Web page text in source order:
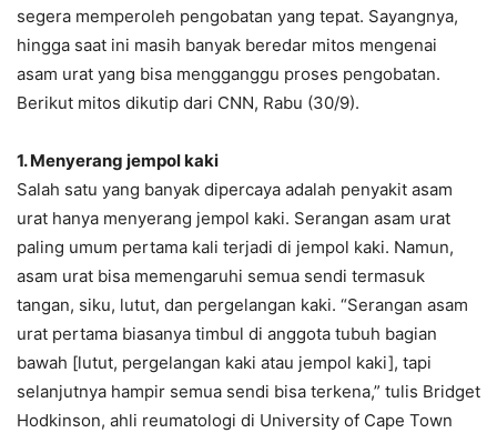
segera memperoleh pengobatan yang tepat. Sayangnya,
hingga saat ini masih banyak beredar mitos mengenai
asam urat yang bisa mengganggu proses pengobatan.
Berikut mitos dikutip dari CNN, Rabu (30/9).
1. Menyerang jempol kaki
Salah satu yang banyak dipercaya adalah penyakit asam
urat hanya menyerang jempol kaki. Serangan asam urat
paling umum pertama kali terjadi di jempol kaki. Namun,
asam urat bisa memengaruhi semua sendi termasuk
tangan, siku, lutut, dan pergelangan kaki. “Serangan asam
urat pertama biasanya timbul di anggota tubuh bagian
bawah [lutut, pergelangan kaki atau jempol kaki], tapi
selanjutnya hampir semua sendi bisa terkena,” tulis Bridget
Hodkinson, ahli reumatologi di University of Cape Town